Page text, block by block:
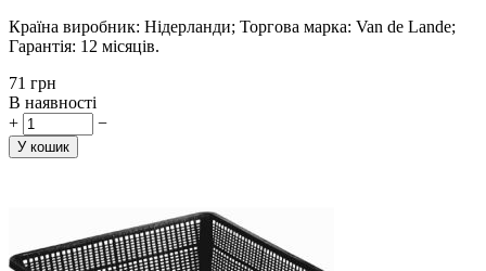
Країна виробник: Нідерланди; Торгова марка: Van de Lande;
Гарантія: 12 місяців.
‍71‍ грн
В наявності
+
−
У кошик